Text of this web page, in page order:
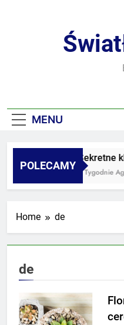
MENU
POLECAMY
Sekretne
3 Tygodnie
Home de
de